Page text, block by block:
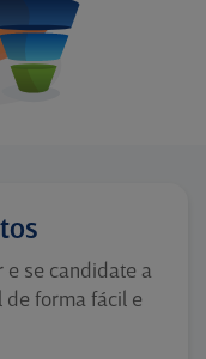
e se candidate a
de forma fácil e